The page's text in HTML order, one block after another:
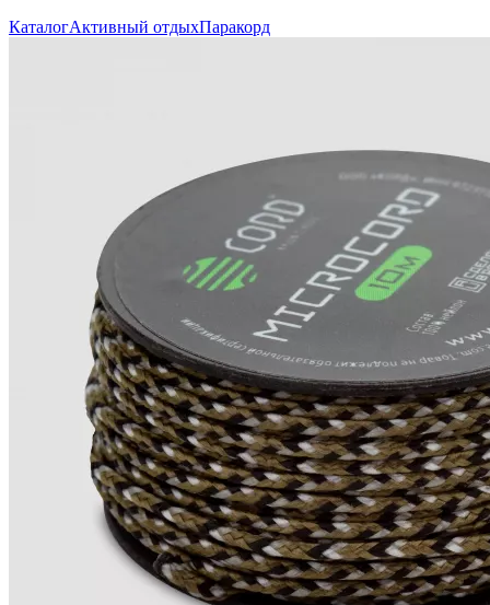
КаталогАктивный отдыхПаракорд